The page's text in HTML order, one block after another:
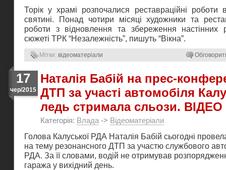
Торік у храмі розпочалися реставраційні роботи
святині. Понад чотири місяці художники та
роботи з відновлення та збереження настінних
сюжеті ТРК “Незалежність”, пишуть “Вікна”.
Мітки: відеоматеріали
17
чер/2015
Наталія Бабій на прес-
ДТП за участі автомобіля
ледь стримала сльози. ВІДЕО
Категорія: Влада -> Відеоматеріали
Голова Калуської РДА Наталія Бабій сьогодні
на тему резонансного ДТП за участю службового
РДА. За її словами, водій не отримував
гаража у вихідний день.